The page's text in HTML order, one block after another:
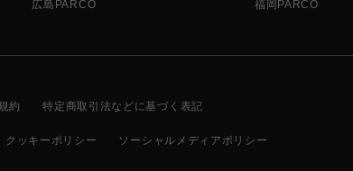
広島PARCO
福岡PARCO
約 特定商取引法などに基づく表記
クッキーポリシー ソーシャルメディアポリシー